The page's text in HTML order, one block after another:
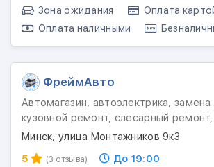
Зона ожидания
Оплата
Оплата наличными
ФреймАвто
Автомагазин, автоэлектрика, замена
кузовной ремонт, слесарный
Минск, улица Монтажников 9к3
5
(3 отзыва) До 19:00